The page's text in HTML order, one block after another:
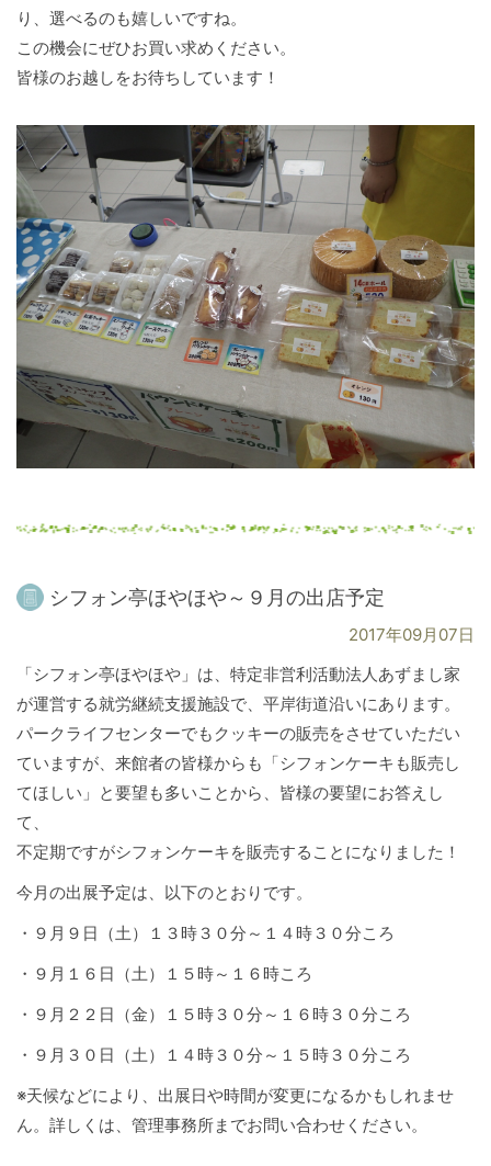
り、選べるのも嬉しいですね。
この機会にぜひお買い求めください。
皆様のお越しをお待ちしています！
シフォン亭ほやほや～９月の出店予定
2017年09月07日
「シフォン亭ほやほや」は、特定非営利活動法人あずまし家
が運営する就労継続支援施設で、平岸街道沿いにあります。
パークライフセンターでもクッキーの販売をさせていただい
ていますが、来館者の皆様からも「シフォンケーキも販売し
てほしい」と要望も多いことから、皆様の要望にお答えし
て、
不定期ですがシフォンケーキを販売することになりました！
今月の出展予定は、以下のとおりです。
・９月９日（土）１３時３０分～１４時３０分ころ
・９月１６日（土）１５時～１６時ころ
・９月２２日（金）１５時３０分～１６時３０分ころ
・９月３０日（土）１４時３０分～１５時３０分ころ
※天候などにより、出展日や時間が変更になるかもしれませ
ん。詳しくは、管理事務所までお問い合わせください。